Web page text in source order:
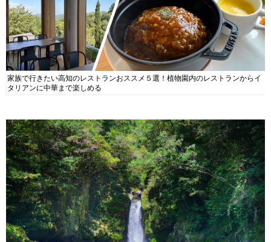
家族で行きたい高知のレストランおススメ５選！植物園内のレストランからイ
タリアンに中華まで楽しめる